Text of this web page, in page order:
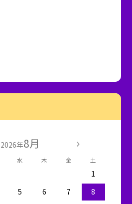
2026年8月
水 木 金 土
1
5 6 7
8